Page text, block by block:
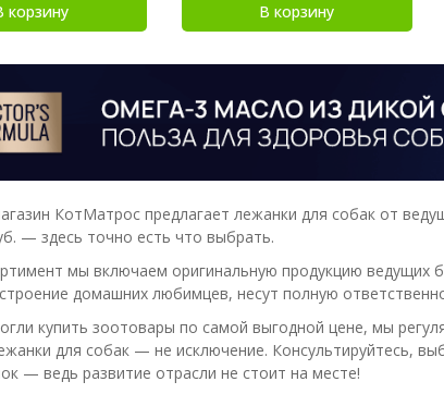
корзину В корзину
КотМатрос предлагает лежанки для собак от
— здесь точно есть что выбрать.
мы включаем оригинальную продукцию
домашних любимцев, несут полную
купить зоотовары по самой выгодной цене, мы
для собак — не исключение. Консультируйтесь,
— ведь развитие отрасли не стоит на месте!